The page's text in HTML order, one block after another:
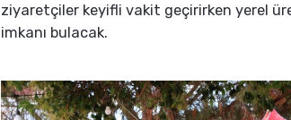
ziyaretçiler keyifli vakit geçirirken yerel
imkanı bulacak.